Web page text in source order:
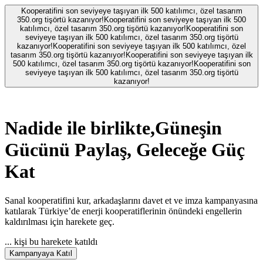
Kooperatifini son seviyeye taşıyan ilk 500 katılımcı, özel tasarım
350.org tişörtü kazanıyor! Kooperatifini son seviyeye taşıyan ilk 500
katılımcı, özel tasarım 350.org tişörtü kazanıyor! Kooperatifini son
seviyeye taşıyan ilk 500 katılımcı, özel tasarım 350.org tişörtü
kazanıyor! Kooperatifini son seviyeye taşıyan ilk 500 katılımcı, özel
tasarım 350.org tişörtü kazanıyor! Kooperatifini son seviyeye taşıyan ilk
500 katılımcı, özel tasarım 350.org tişörtü kazanıyor! Kooperatifini son
seviyeye taşıyan ilk 500 katılımcı, özel tasarım 350.org tişörtü
kazanıyor!
Nadide ile birlikte,Güneşin
Gücünü Paylaş, Geleceğe Güç
Kat
Sanal kooperatifini kur, arkadaşlarını davet et ve imza kampanyasına
katılarak Türkiye’de enerji kooperatiflerinin önündeki engellerin
kaldırılması için harekete geç.
... kişi bu harekete katıldı
Kampanyaya Katıl